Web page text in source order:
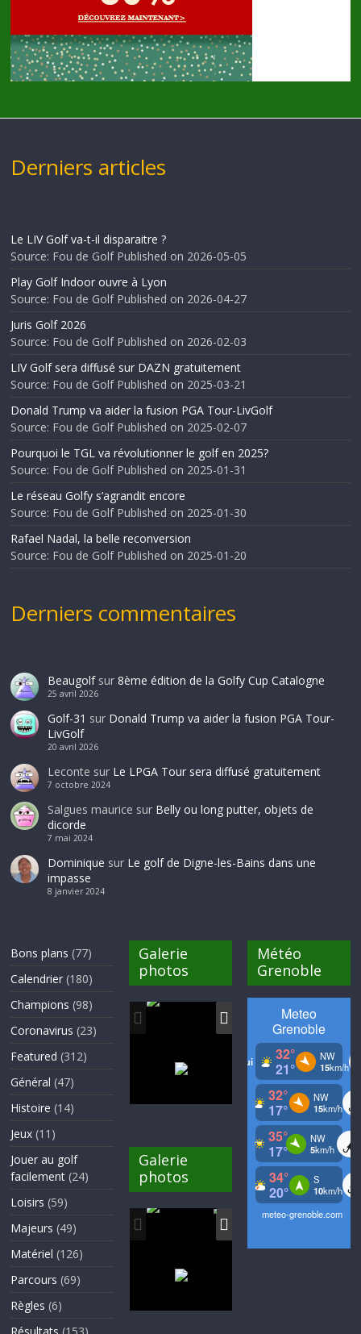
Derniers articles
Le LIV Golf va-t-il disparaitre ?
Source: Fou de Golf Published on 2026-05-05
Play Golf Indoor ouvre à Lyon
Source: Fou de Golf Published on 2026-04-27
Juris Golf 2026
Source: Fou de Golf Published on 2026-02-03
LIV Golf sera diffusé sur DAZN gratuitement
Source: Fou de Golf Published on 2025-03-21
Donald Trump va aider la fusion PGA Tour-LivGolf
Source: Fou de Golf Published on 2025-02-07
Pourquoi le TGL va révolutionner le golf en 2025?
Source: Fou de Golf Published on 2025-01-31
Le réseau Golfy s’agrandit encore
Source: Fou de Golf Published on 2025-01-30
Rafael Nadal, la belle reconversion
Source: Fou de Golf Published on 2025-01-20
Derniers commentaires
Beaugolfsur 8ème édition de la Golfy Cup Catalogne
25 avril 2026
Golf-31 sur Donald Trump va aider la fusion PGA Tour-
LivGolf
20 avril 2026
Leconte sur Le LPGA Tour sera diffusé gratuitement
7 octobre 2024
Salgues maurice sur Belly ou long putter, objets de
dicorde
7 mai 2024
Dominique sur Le golf de Digne-les-Bains dans une
impasse
8 janvier 2024
Bons plans (77)
Calendrier (180)
Champions (98)
Coronavirus (23)
Featured (312)
Général (47)
Histoire (14)
Jeux (11)
Jouer au golf
facilement (24)
Loisirs (59)
Majeurs (49)
Matériel (126)
Parcours (69)
Règles (6)
Galerie
photos
Galerie
photos
Météo
Grenoble